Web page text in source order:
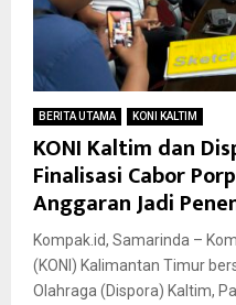
BERITA UTAMA KONI KALTIM
KONI Kaltim dan
Finalisasi Cabor
Anggaran Jadi
Kompak.id, Samarinda –
(KONI) Kalimantan Timur
Olahraga (Dispora) Kaltim,